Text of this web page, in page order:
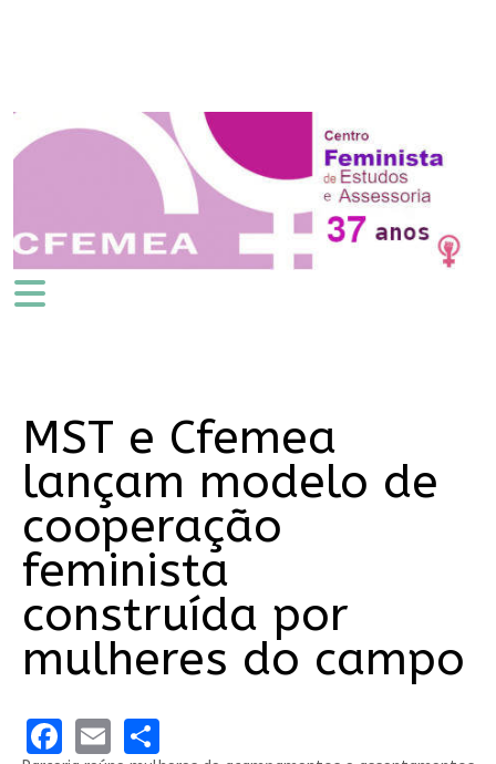
MST e Cfemea
lançam modelo de
cooperação
feminista
construída por
mulheres do campo
Facebook
EmailShare